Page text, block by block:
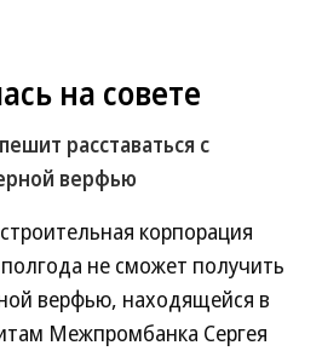
на совете
расставаться с
верфью
корпорация
не сможет получить
верфью, находящейся в
Межпромбанка Сергея